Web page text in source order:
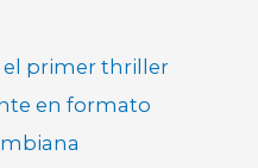
el primer thriller
en formato